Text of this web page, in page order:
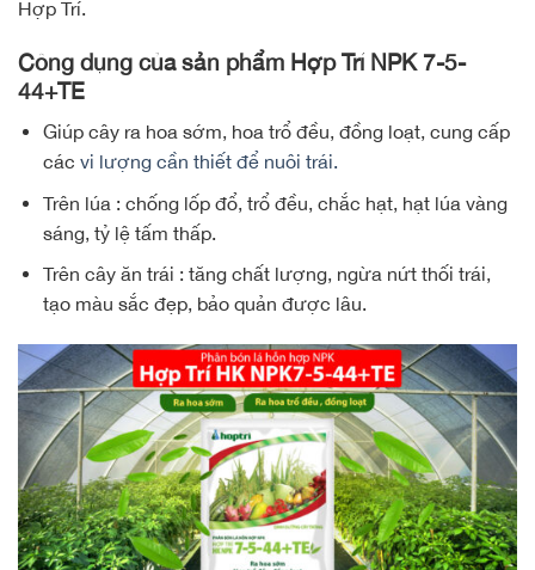
Hợp Trí.
Công dụng của sản phẩm Hợp Trí NPK 7-5-
44+TE
Giúp cây ra hoa sớm, hoa trổ đều, đồng loạt, cung cấp
các vi lượng cần thiết để nuôi trái.
Trên lúa : chống lốp đổ, trổ đều, chắc hạt, hạt lúa vàng
sáng, tỷ lệ tấm thấp.
Trên cây ăn trái : tăng chất lượng, ngừa nứt thối trái,
tạo màu sắc đẹp, bảo quản được lâu.